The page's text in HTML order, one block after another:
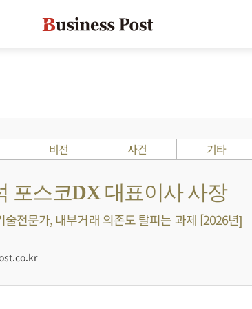
비전 사건 기타
포스코DX 대표이사 사장
전문가, 내부거래 의존도 탈피는 과제 [2026년]